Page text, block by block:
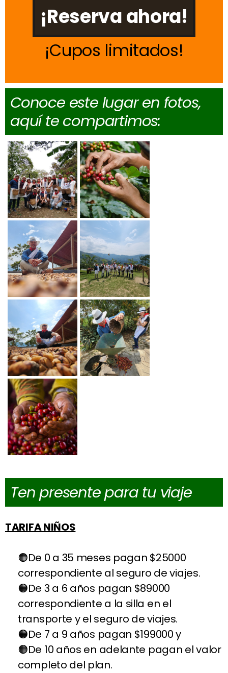
¡Reserva ahora!
Cupos limitados
Conoce este lugar en fotos,
aquí te compartimos:
Ten presente para tu viaje
TARIFA NIÑOS
De 0 a 35 meses pagan $25000
correspondiente al seguro de viajes.
De 3 a 6 años pagan $89000
correspondiente a la silla en el
transporte y el seguro de viajes.
De 7 a 9 años pagan $199000 y
De 10 años en adelante pagan el valor
completo del plan.